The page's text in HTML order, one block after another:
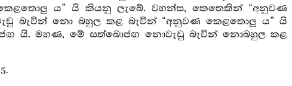
ය” යි කියනු ලැබේ. වහන්ස, කෙතෙකින් “අනුවණ
බැවින් නො බහුල කළ බැවින් “අනුවණ කෙළතොලු ය” යි
යි. මහණ, මේ සත්බොජඟ නොවැඩු බැවින් නොබහුල කළ